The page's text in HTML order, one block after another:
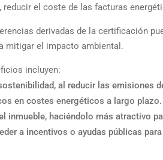
reducir el coste de las facturas
derivadas de la certificación
mitigar el impacto ambiental.
incluyen:
al reducir las emisiones
en costes energéticos a largo plazo.
inmueble, haciéndolo más atractivo
a incentivos o ayudas públicas